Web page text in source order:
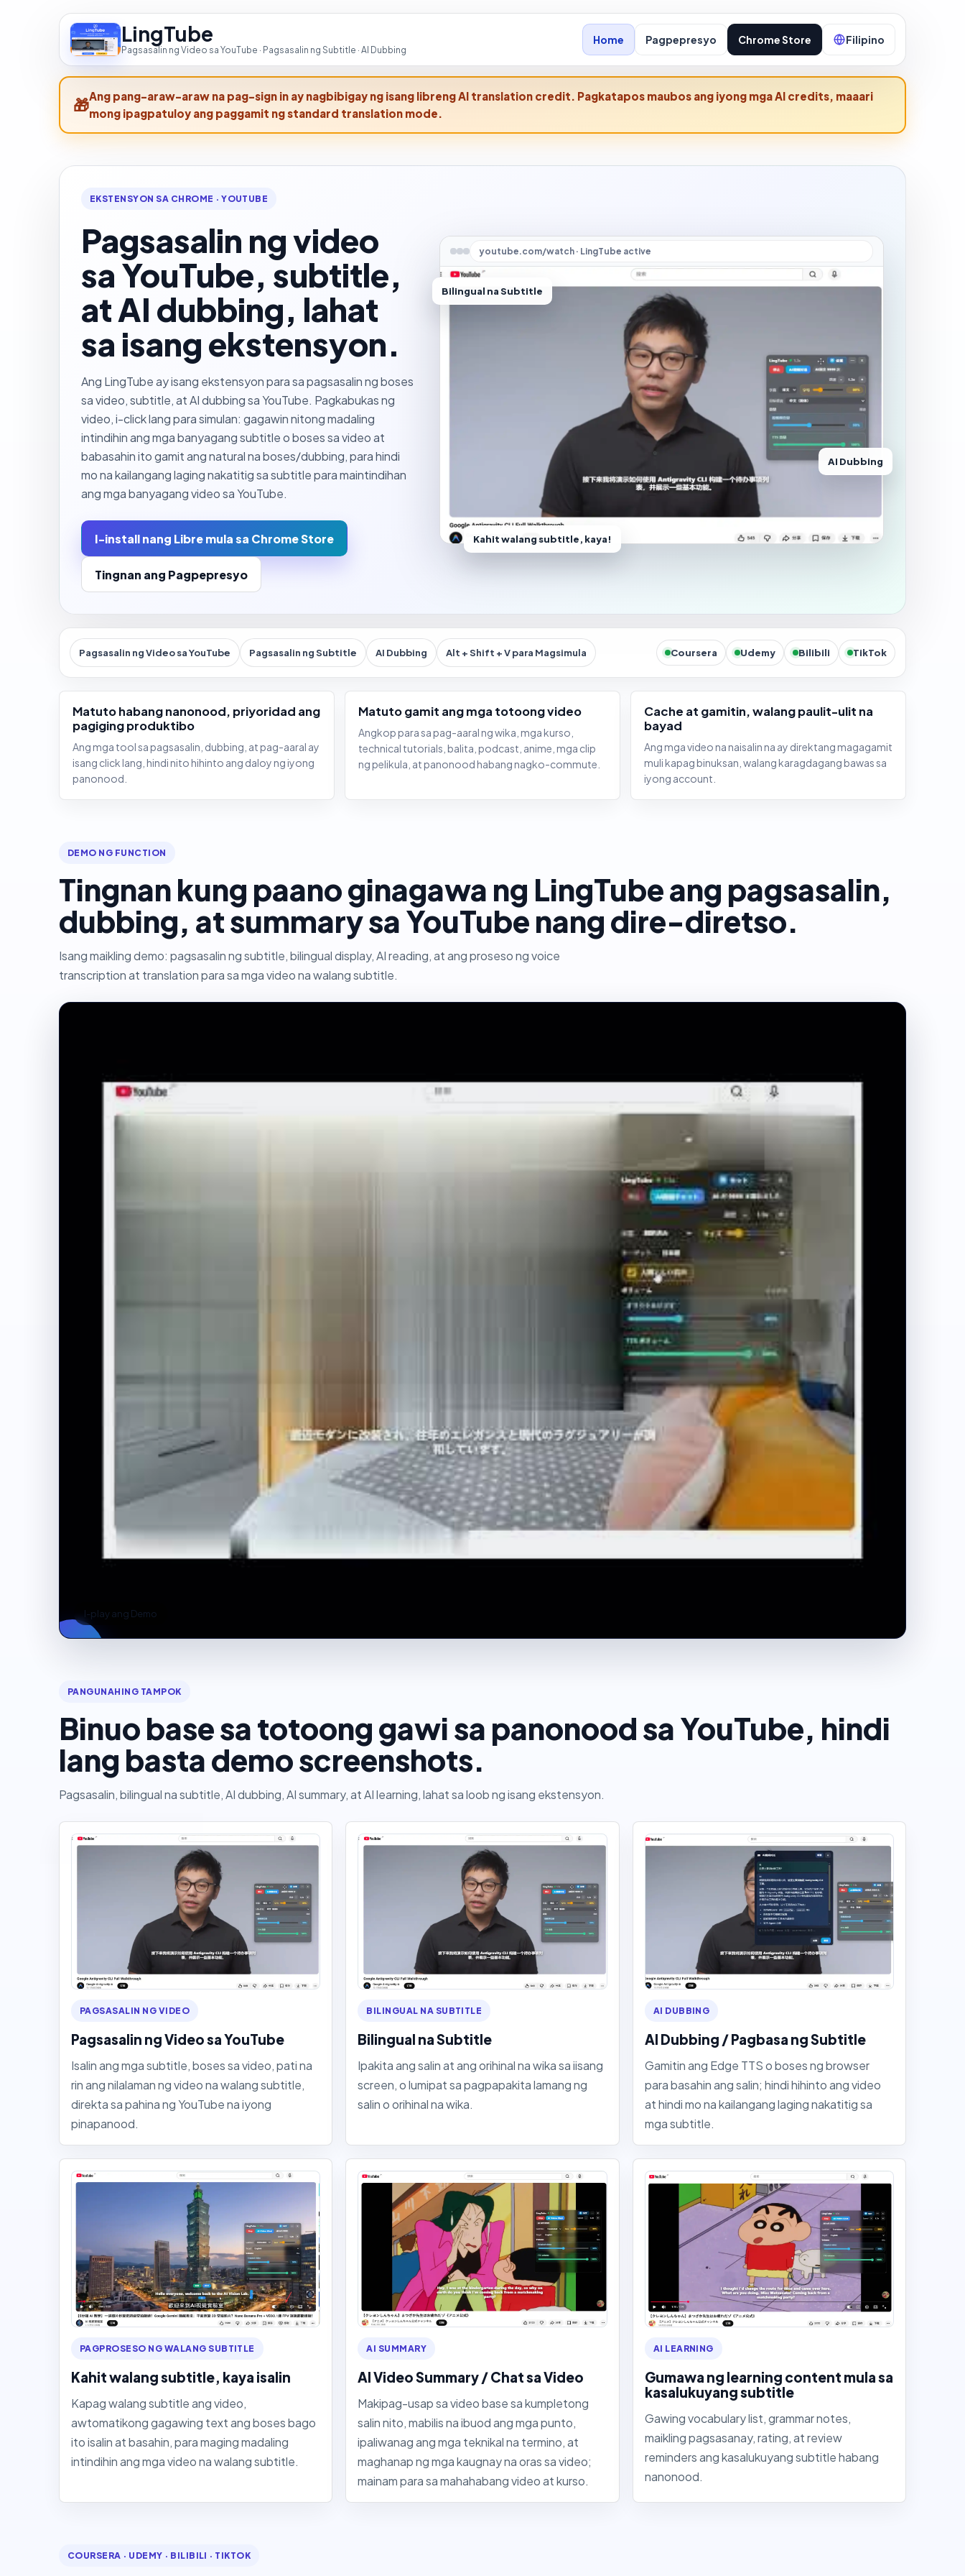
LingTube
Pagsasalin ng Video sa YouTube · Pagsasalin ng Subtitle · AI Dubbing
Home Pagpepresyo Chrome Store Filipino
Ang pang-araw-araw na pag-sign in ay nagbibigay ng isang libreng AI translation credit. Pagkatapos maubos ang iyong mga AI credits, maaari
mong ipagpatuloy ang paggamit ng standard translation mode.
EKSTENSYON SA CHROME · YOUTUBE
Pagsasalin ng video
sa YouTube, subtitle,
at AI dubbing, lahat
sa isang ekstensyon.
Ang LingTube ay isang ekstensyon para sa pagsasalin ng boses
sa video, subtitle, at AI dubbing sa YouTube. Pagkabukas ng
video, i-click lang para simulan: gagawin nitong madaling
intindihin ang mga banyagang subtitle o boses sa video at
babasahin ito gamit ang natural na boses/dubbing, para hindi
mo na kailangang laging nakatitig sa subtitle para maintindihan
ang mga banyagang video sa YouTube.
I-install nang Libre mula sa Chrome Store
Tingnan ang Pagpepresyo
youtube.com/watch · LingTube active
Bilingual na Subtitle
AI Dubbing
Kahit walang subtitle, kaya!
Pagsasalin ng Video sa YouTube Pagsasalin ng Subtitle AI Dubbing Alt + Shift + V para Magsimula Coursera Udemy Bilibili TikTok
Matuto habang nanonood, priyoridad ang
pagiging produktibo
Ang mga tool sa pagsasalin, dubbing, at pag-aaral ay
isang click lang, hindi nito hihinto ang daloy ng iyong
panonood.
Matuto gamit ang mga totoong video
Angkop para sa pag-aaral ng wika, mga kurso,
technical tutorials, balita, podcast, anime, mga clip
ng pelikula, at panonood habang nagko-commute.
Cache at gamitin, walang paulit-ulit na
bayad
Ang mga video na naisalin na ay direktang magagamit
muli kapag binuksan, walang karagdagang bawas sa
iyong account.
DEMO NG FUNCTION
Tingnan kung paano ginagawa ng LingTube ang pagsasalin,
dubbing, at summary sa YouTube nang dire-diretso.
Isang maikling demo: pagsasalin ng subtitle, bilingual display, AI reading, at ang proseso ng voice
transcription at translation para sa mga video na walang subtitle.
I-play ang Demo
PANGUNAHING TAMPOK
Binuo base sa totoong gawi sa panonood sa YouTube, hindi
lang basta demo screenshots.
Pagsasalin, bilingual na subtitle, AI dubbing, AI summary, at AI learning, lahat sa loob ng isang ekstensyon.
PAGSASALIN NG VIDEO
Pagsasalin ng Video sa YouTube
Isalin ang mga subtitle, boses sa video, pati na
rin ang nilalaman ng video na walang subtitle,
direkta sa pahina ng YouTube na iyong
pinapanood.
BILINGUAL NA SUBTITLE
Bilingual na Subtitle
Ipakita ang salin at ang orihinal na wika sa iisang
screen, o lumipat sa pagpapakita lamang ng
salin o orihinal na wika.
AI DUBBING
AI Dubbing / Pagbasa ng Subtitle
Gamitin ang Edge TTS o boses ng browser
para basahin ang salin; hindi hihinto ang video
at hindi mo na kailangang laging nakatitig sa
mga subtitle.
PAGPROSESO NG WALANG SUBTITLE
Kahit walang subtitle, kaya isalin
Kapag walang subtitle ang video,
awtomatikong gagawing text ang boses bago
ito isalin at basahin, para maging madaling
intindihin ang mga video na walang subtitle.
AI SUMMARY
AI Video Summary / Chat sa Video
Makipag-usap sa video base sa kumpletong
salin nito, mabilis na ibuod ang mga punto,
ipaliwanag ang mga teknikal na termino, at
maghanap ng mga kaugnay na oras sa video;
mainam para sa mahahabang video at kurso.
AI LEARNING
Gumawa ng learning content mula sa
kasalukuyang subtitle
Gawing vocabulary list, grammar notes,
maikling pagsasanay, rating, at review
reminders ang kasalukuyang subtitle habang
nanonood.
COURSERA · UDEMY · BILIBILI · TIKTOK